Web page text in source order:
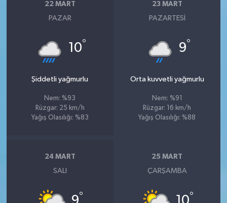
22 MART
PAZAR
10°
Şiddetli yağmurlu
Nem: %93
Rüzgar: 25 km/h
Yağış Olasılığı: %83
23 MART
PAZARTESI
9°
Orta kuvvetli yağmurlu
Nem: %91
Rüzgar: 16 km/h
Yağış Olasılığı: %88
24 MART
SALI
°
25 MART
ÇARŞAMBA
°